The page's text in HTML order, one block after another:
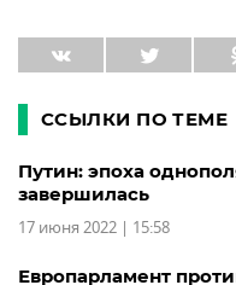
ССЫЛКИ ПО ТЕМЕ
Путин: эпоха
завершилась
17 июня 2022 | 15:58
Европарламент